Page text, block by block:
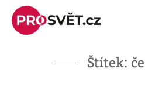
Skip
content
Štítek: